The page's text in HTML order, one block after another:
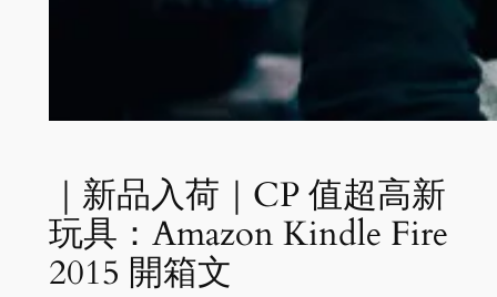
｜新品入荷｜CP 值超高新
玩具：Amazon Kindle Fire
2015 開箱文